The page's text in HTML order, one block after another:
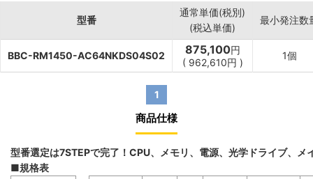
型番
通常単価(税別)
(税込単価)
最小発注数
BBC-RM1450-AC64NKDS04S02 875,100円
( 962,610円 )
1個
1
商品仕様
型番選定は7STEPで完了！CPU、メモリ、電源、光学ドライブ、
■規格表